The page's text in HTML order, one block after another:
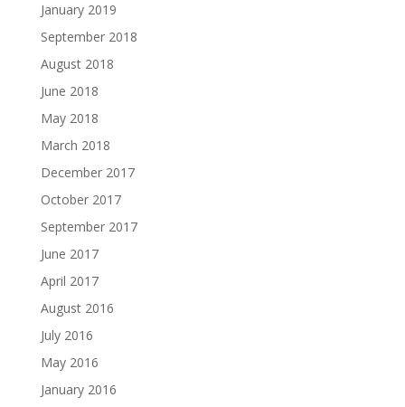
January 2019
September 2018
August 2018
June 2018
May 2018
March 2018
December 2017
October 2017
September 2017
June 2017
April 2017
August 2016
July 2016
May 2016
January 2016